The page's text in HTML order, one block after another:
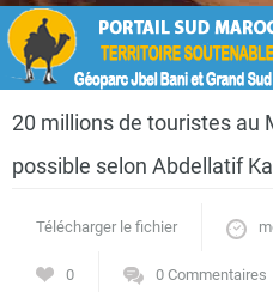
Close
Actualités
20 millions de touristes au
possible selon Abdellatif
Télécharger le fichier
0 0 Commentaires